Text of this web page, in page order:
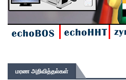
மரண அறிவித்தல்கள்